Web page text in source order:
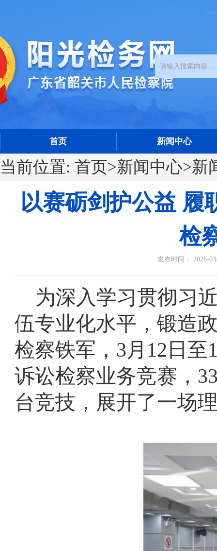
首页 新闻中心
当前位置: 首页>新闻中心>新
以赛砺剑护公益
检
发布时间： 2026-
为深入学习贯彻习
伍专业化水平，锻造
检察铁军， 3月12 日 至
诉讼检察业务竞赛，
台竞技，展开了一场